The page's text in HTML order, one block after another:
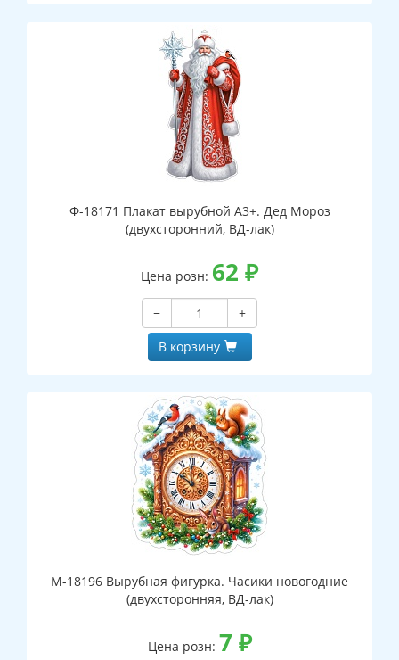
Ф-18171 Плакат вырубной А3+. Дед Мороз
(двухсторонний, ВД-лак)
Цена розн: 62 ₽
−
+
В корзину
М-18196 Вырубная фигурка. Часики новогодние
(двухсторонняя, ВД-лак)
Цена розн: 7 ₽